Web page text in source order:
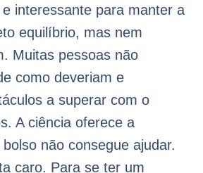
interessante para manter a
equilíbrio, mas nem
Muitas pessoas não
como deveriam e
a superar com o
A ciência oferece a
não consegue ajudar.
caro. Para se ter um